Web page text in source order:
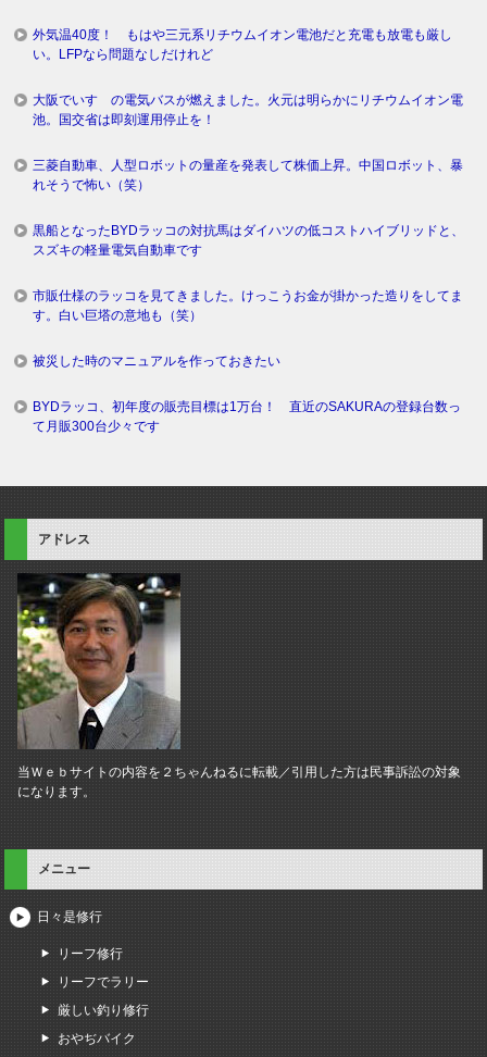
外気温40度！ もはや三元系リチウムイオン電池だと充電も放電も厳し
い。LFPなら問題なしだけれど
大阪でいすゞの電気バスが燃えました。火元は明らかにリチウムイオン電
池。国交省は即刻運用停止を！
三菱自動車、人型ロボットの量産を発表して株価上昇。中国ロボット、暴
れそうで怖い（笑）
黒船となったBYDラッコの対抗馬はダイハツの低コストハイブリッドと、
スズキの軽量電気自動車です
市販仕様のラッコを見てきました。けっこうお金が掛かった造りをしてま
す。白い巨塔の意地も（笑）
被災した時のマニュアルを作っておきたい
BYDラッコ、初年度の販売目標は1万台！ 直近のSAKURAの登録台数っ
て月販300台少々です
アドレス
当Ｗｅｂサイトの内容を２ちゃんねるに転載／引用した方は民事訴訟の対象
になります。
メニュー
日々是修行
リーフ修行
リーフでラリー
厳しい釣り修行
おやぢバイク